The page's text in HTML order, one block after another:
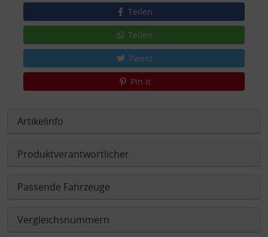
Teilen
Teilen
Tweet
Pin it
Artikelinfo
Produktverantwortlicher
Passende Fahrzeuge
Vergleichsnummern